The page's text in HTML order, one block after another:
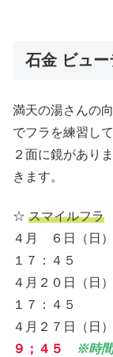
石金 ビュー
満天の湯さんの
でフラを練習して
２面に鏡があり
きます。
☆ スマイルフラ
４月 ６日（日）
１７：４５
４月２０日（日
１７：４５
４月２７日（日）
９；４５
※時